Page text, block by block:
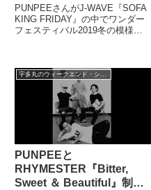
PUNPEEさんがJ-WAVE『SOFA
KING FRIDAY』の中でワンダー
フェスティバル2019冬の模様に
P！ こんばんは」。これは
Twigyさんの（モ...
PUNPEEと
RHYMESTER『Bitter,
Sweet ＆ Beautiful』制作